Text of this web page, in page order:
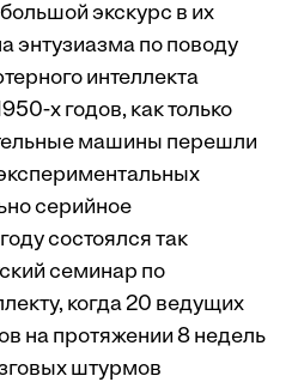
экскурс в их
энтузиазма по поводу
интеллекта
х годов, как только
машины перешли
серийное
состоялся так
семинар по
когда 20 ведущих
на протяжении 8 недель
штурмов